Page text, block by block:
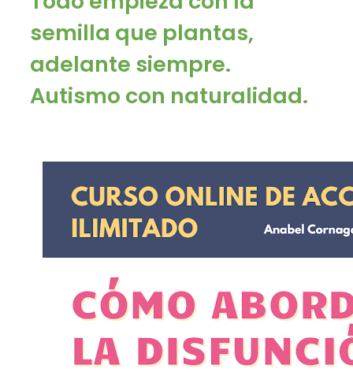
semilla que plantas,
adelante siempre.
Autismo con naturalidad.